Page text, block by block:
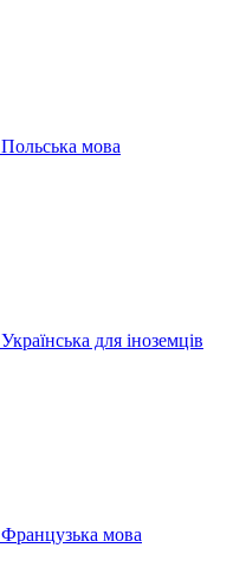
Польська мова
Українська для іноземців
Французька мова